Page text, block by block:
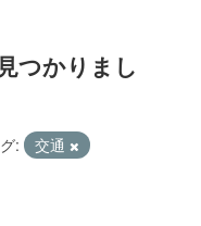
つかりまし
:
交通